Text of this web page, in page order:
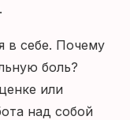
в себе. Почему
боль?
или
над собой